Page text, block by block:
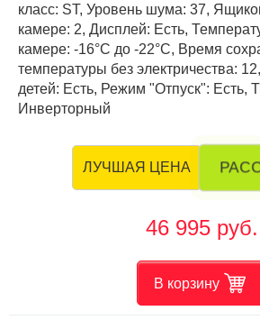
класс: ST, Уровень шума: 37,
камере: 2, Дисплей: Есть,
камере: -16°C до -22°C, Время
температуры без электричества:
детей: Есть, Режим "Отпуск": Есть,
Инверторный
ЛУЧШАЯ ЦЕНА
46 995 руб.
В корзину